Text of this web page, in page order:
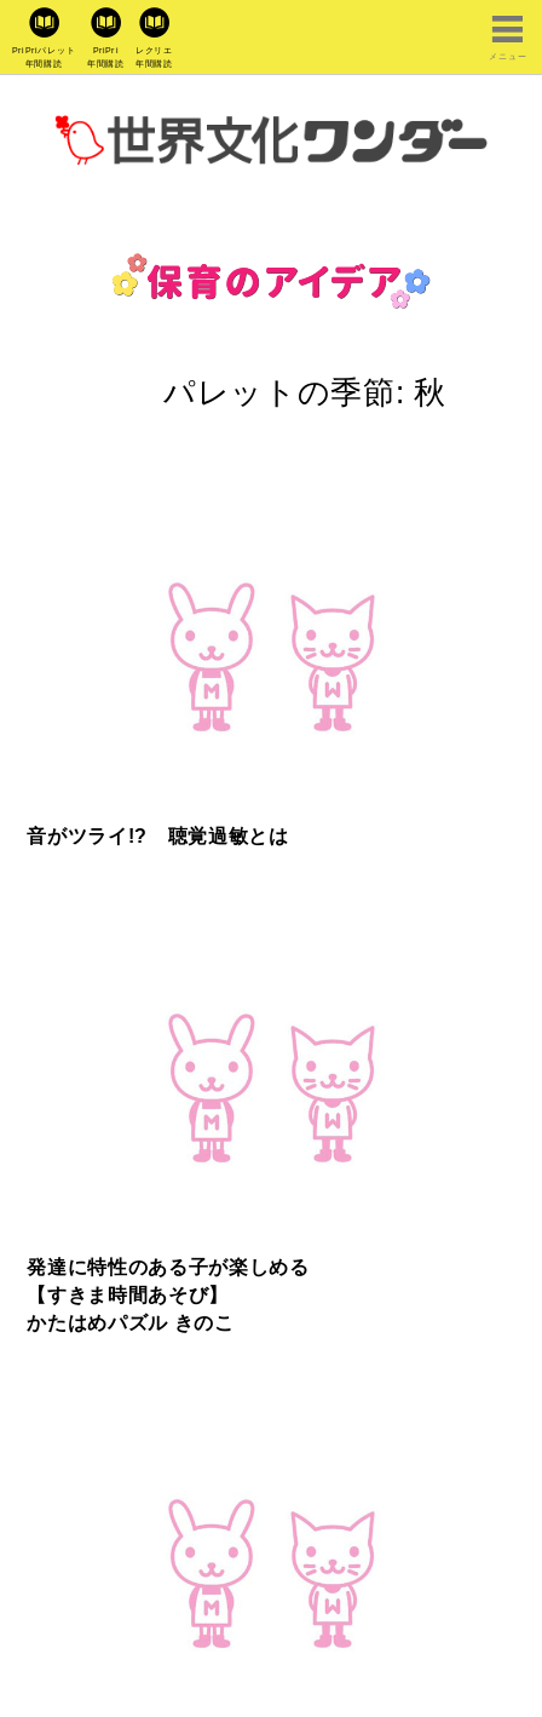
PriPriパレット
年間購読
PriPri
年間購読
レクリエ
年間購読
メニュー
パレットの季節: 秋
音がツライ!? 聴覚過敏とは
発達に特性のある子が楽しめる
【すきま時間あそび】
かたはめパズル きのこ